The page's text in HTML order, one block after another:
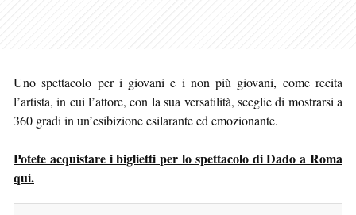
Uno spettacolo per i giovani e i non più giovani, come recita
l’artista, in cui l’attore, con la sua versatilità, sceglie di mostrarsi a
360 gradi in un’esibizione esilarante ed emozionante.
Potete acquistare i biglietti per lo spettacolo di Dado a Roma
qui.